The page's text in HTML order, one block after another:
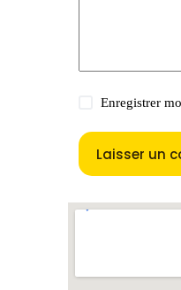
Enregistrer
Laisser un